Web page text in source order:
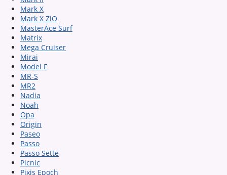
Mark X
Mark X ZiO
MasterAce Surf
Matrix
Mega Cruiser
Mirai
Model F
MR-S
MR2
Nadia
Noah
Opa
Origin
Paseo
Passo
Passo Sette
Picnic
Pixis Epoch